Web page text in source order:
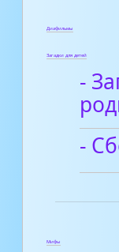
Диафильмы
Загадки для детей
-
-
Мифы